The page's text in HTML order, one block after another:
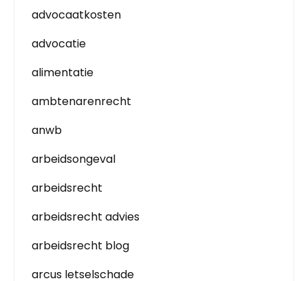
advocaatkosten
advocatie
alimentatie
ambtenarenrecht
anwb
arbeidsongeval
arbeidsrecht
arbeidsrecht advies
arbeidsrecht blog
arcus letselschade